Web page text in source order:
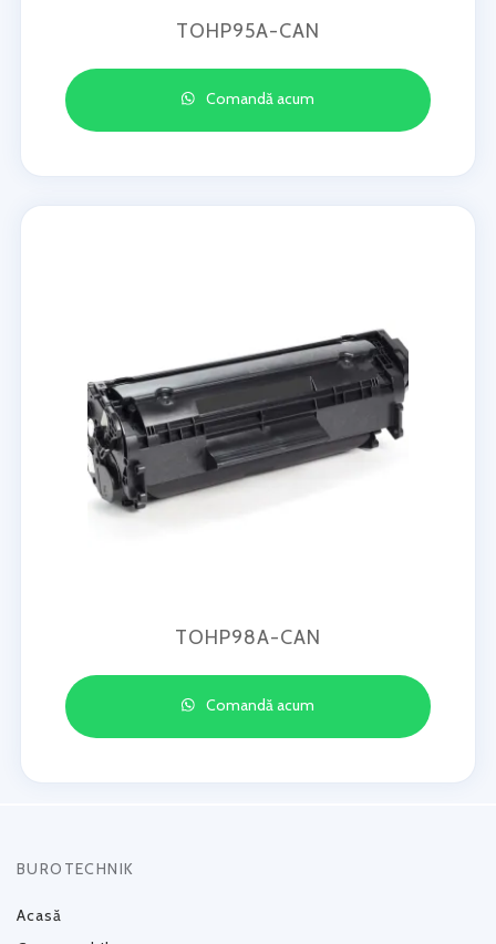
TOHP95A-CAN
Comandă acum
TOHP98A-CAN
Comandă acum
BUROTECHNIK
Acasă